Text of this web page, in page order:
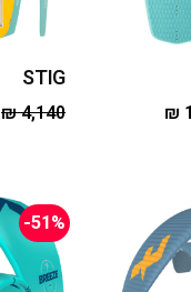
₪
STIG
₪4,140
-51%